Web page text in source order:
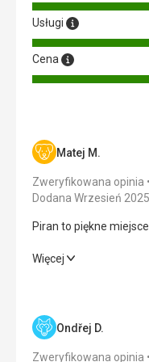
Usługi
Cena
Matej M.
Zweryfikowana opinia
Dodana Wrzesień 2025
Piran to piękne
Piran to piękne
Zakwaterowanie
Okolica
Więcej
Ondřej D.
Zweryfikowana opinia